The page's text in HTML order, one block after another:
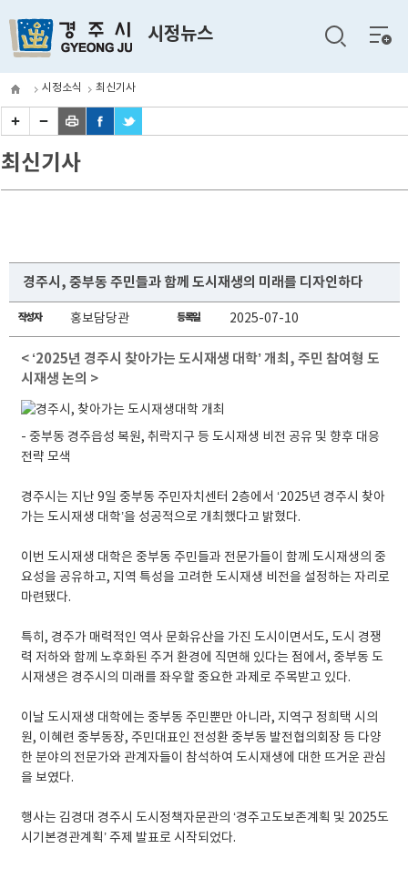
시정뉴스
전체
메뉴
시정소식 최신기사
최신기사
경주시, 중부동 주민들과 함께 도시재생의 미래를 디자인하다
작성자 홍보담당관 등록일 2025-07-10
< ‘2025년 경주시 찾아가는 도시재생 대학’ 개최, 주민 참여형 도
시재생 논의 >
- 중부동 경주읍성 복원, 취락지구 등 도시재생 비전 공유 및 향후 대응
전략 모색
경주시는 지난 9일 중부동 주민자치센터 2층에서 ‘2025년 경주시 찾아
가는 도시재생 대학’을 성공적으로 개최했다고 밝혔다.
이번 도시재생 대학은 중부동 주민들과 전문가들이 함께 도시재생의 중
요성을 공유하고, 지역 특성을 고려한 도시재생 비전을 설정하는 자리로
마련됐다.
특히, 경주가 매력적인 역사 문화유산을 가진 도시이면서도, 도시 경쟁
력 저하와 함께 노후화된 주거 환경에 직면해 있다는 점에서, 중부동 도
시재생은 경주시의 미래를 좌우할 중요한 과제로 주목받고 있다.
이날 도시재생 대학에는 중부동 주민뿐만 아니라, 지역구 정희택 시의
원, 이혜련 중부동장, 주민대표인 전성환 중부동 발전협의회장 등 다양
한 분야의 전문가와 관계자들이 참석하여 도시재생에 대한 뜨거운 관심
을 보였다.
행사는 김경대 경주시 도시정책자문관의 ‘경주고도보존계획 및 2025도
시기본경관계획’ 주제 발표로 시작되었다.